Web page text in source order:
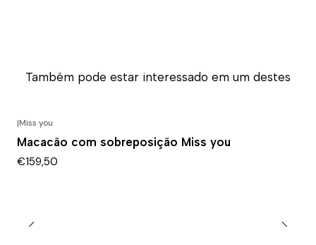
Também pode estar interessado em um destes
|Miss you
Macacão com sobreposição Miss you
€159,50